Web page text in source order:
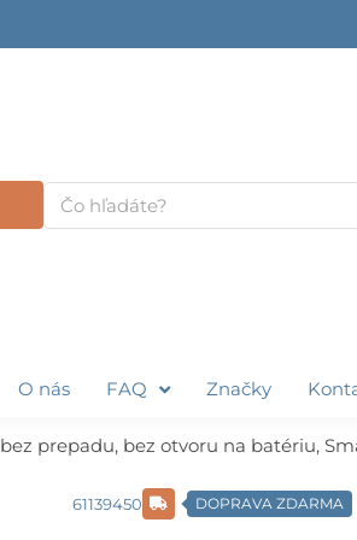
Vyhľadať
O nás FAQ Značky
prepadu, bez otvoru na batériu,
61139450 DOPRAVA ZDARMA